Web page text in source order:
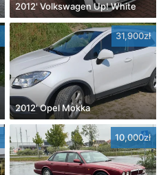
2012' Volkswagen Up! White
31,900zł
2012' Opel Mokka
10,000zł